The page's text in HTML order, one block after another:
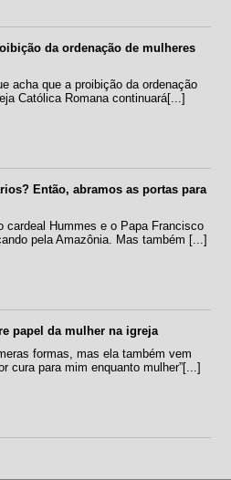
da ordenação de mulheres
acha que a proibição da ordenação
Católica Romana continuará[...]
Então, abramos as portas para
cardeal Hummes e o Papa Francisco
pela Amazônia. Mas também [...]
papel da mulher na igreja
formas, mas ela também vem
cura para mim enquanto mulher”[...]